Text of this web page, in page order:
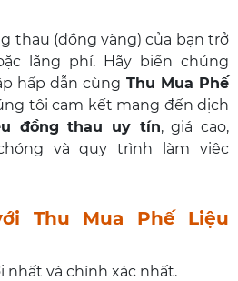
thau (đồng vàng) của bạn trở
lãng phí. Hãy biến chúng
hấp dẫn cùng Thu Mua Phế
tôi cam kết mang đến dịch
đồng thau uy tín, giá cao,
và quy trình làm việc
Thu Mua Phế Liệu
nhất và chính xác nhất.